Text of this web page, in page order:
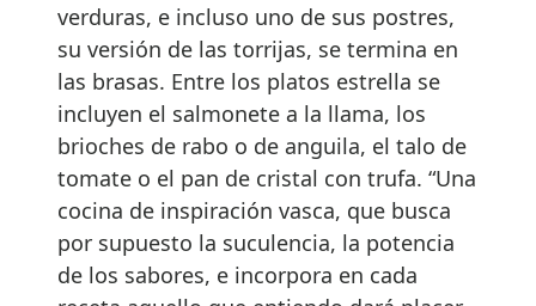
verduras, e incluso uno de sus postres,
su versión de las torrijas, se termina en
las brasas. Entre los platos estrella se
incluyen el salmonete a la llama, los
brioches de rabo o de anguila, el talo de
tomate o el pan de cristal con trufa. “Una
cocina de inspiración vasca, que busca
por supuesto la suculencia, la potencia
de los sabores, e incorpora en cada